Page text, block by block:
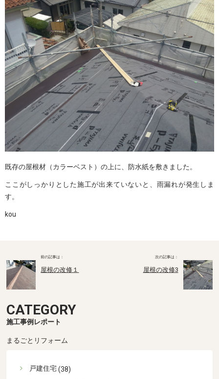
既存の屋根材（カラーベスト）の上に、防水紙を敷きました。
ここがしっかりとした施工が出来ていないと、雨漏れが発生しま
す。
kou
屋根の改修１ 屋根の改修3
CATEGORY
施工事例レポート
まるごとリフォーム
戸建住宅(38)